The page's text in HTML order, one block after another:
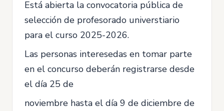
Está abierta la convocatoria pública de
selección de profesorado universtiario
para el curso 2025-2026.
Las personas interesedas en tomar parte
en el concurso deberán registrarse desde
el día 25 de
noviembre hasta el día 9 de diciembre de